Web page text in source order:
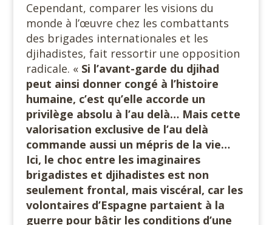
Cependant, comparer les visions du
monde à l’œuvre chez les combattants
des brigades internationales et les
djihadistes, fait ressortir une opposition
radicale. « Si l’avant-garde du djihad
peut ainsi donner congé à l’histoire
humaine, c’est qu’elle accorde un
privilège absolu à l’au delà… Mais cette
valorisation exclusive de l’au delà
commande aussi un mépris de la vie…
Ici, le choc entre les imaginaires
brigadistes et djihadistes est non
seulement frontal, mais viscéral, car les
volontaires d’Espagne partaient à la
guerre pour bâtir les conditions d’une